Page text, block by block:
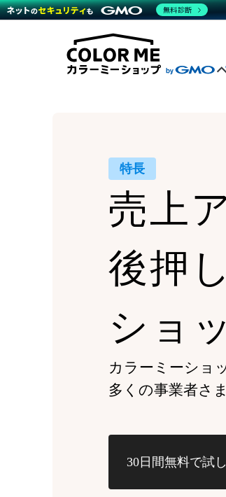
商材一覧を見る
機能一覧を見る
料金
プラン・料金一覧を見る
事例
運営サポート
サポート一覧を見る
特長
売上
後押
ショ
カラーミーショ
多くの事業者さ
30日間無料で試
無料診断